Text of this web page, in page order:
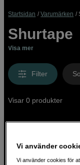
Startsidan Varumärken
Shurtape
Visa mer
Filter
Visar 0 produkter
Vi använder
Vi använder cookies för